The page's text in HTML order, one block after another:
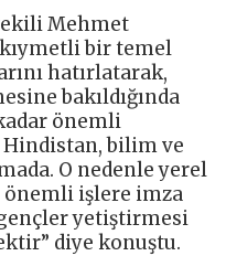
Mehmet
kıymetli bir temel
hatırlatarak,
bakıldığında
önemli
Hindistan, bilim ve
O nedenle yerel
önemli işlere imza
yetiştirmesi
diye konuştu.